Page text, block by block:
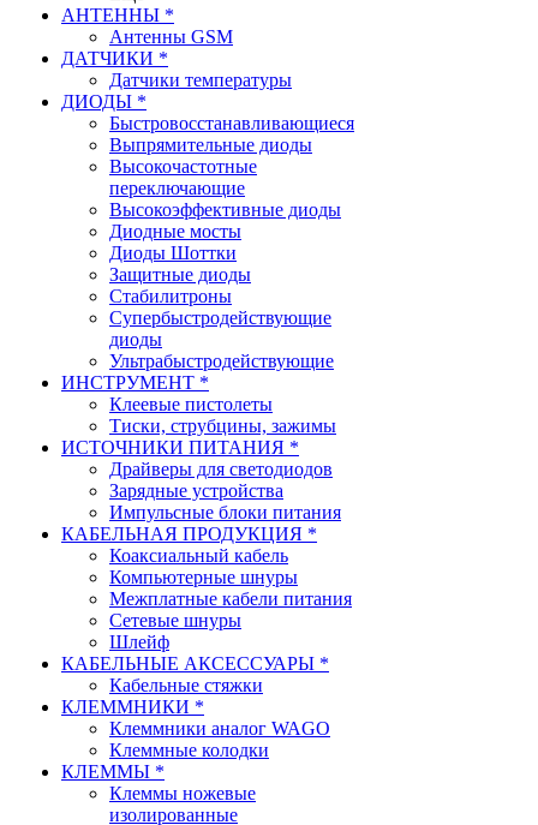
АНТЕННЫ *
Антенны GSM
ДАТЧИКИ *
Датчики температуры
ДИОДЫ *
Быстровосстанавливающиеся
Выпрямительные диоды
Высокочастотные
переключающие
Высокоэффективные диоды
Диодные мосты
Диоды Шоттки
Защитные диоды
Стабилитроны
Супербыстродействующие
диоды
Ультрабыстродействующие
ИНСТРУМЕНТ *
Клеевые пистолеты
Тиски, струбцины, зажимы
ИСТОЧНИКИ ПИТАНИЯ *
Драйверы для светодиодов
Зарядные устройства
Импульсные блоки питания
КАБЕЛЬНАЯ ПРОДУКЦИЯ *
Коаксиальный кабель
Компьютерные шнуры
Межплатные кабели питания
Сетевые шнуры
Шлейф
КАБЕЛЬНЫЕ АКСЕССУАРЫ *
Кабельные стяжки
КЛЕММНИКИ *
Клеммники аналог WAGO
Клеммные колодки
КЛЕММЫ *
Клеммы ножевые
изолированные